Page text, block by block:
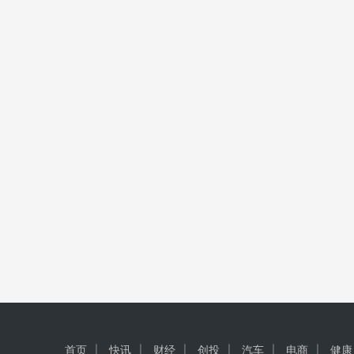
首页 快讯 财经 创投 汽车 电商 健康